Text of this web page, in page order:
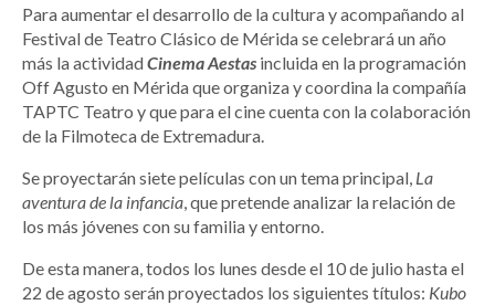
Para aumentar el desarrollo de la cultura y acompañando al
Festival de Teatro Clásico de Mérida se celebrará un año
más la actividadCinema Aestas incluida en la programación
Off Agusto en Mérida que organiza y coordina la compañía
TAPTC Teatro y que para el cine cuenta con la colaboración
de la Filmoteca de Extremadura.
Se proyectarán siete películas con un tema principal, La
aventura de la infancia, que pretende analizar la relación de
los más jóvenes con su familia y entorno.
De esta manera, todos los lunes desde el 10 de julio hasta el
22 de agosto serán proyectados los siguientes títulos: Kubo